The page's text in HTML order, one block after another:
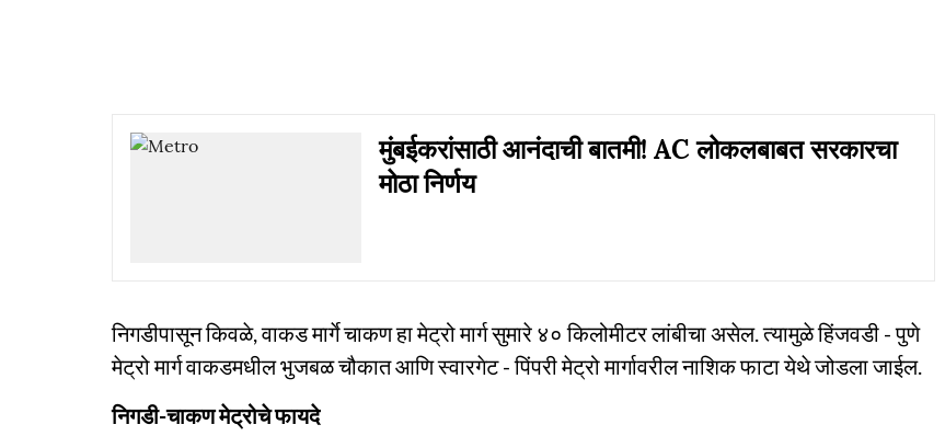
मुंबईकरांसाठी आनंदाची बातमी! AC लोकलबाबत सरकारचा
मोठा निर्णय
निगडीपासून किवळे, वाकड मार्गे चाकण हा मेट्रो मार्ग सुमारे ४० किलोमीटर लांबीचा असेल. त्यामुळे हिंजवडी - पुणे
मेट्रो मार्ग वाकडमधील भुजबळ चौकात आणि स्वारगेट - पिंपरी मेट्रो मार्गावरील नाशिक फाटा येथे जोडला जाईल.
निगडी-चाकण मेट्रोचे फायदे